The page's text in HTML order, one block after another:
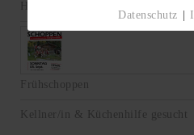
Frühschoppen
Kellner/in & Küchenhilfe gesucht
Datenschutz |